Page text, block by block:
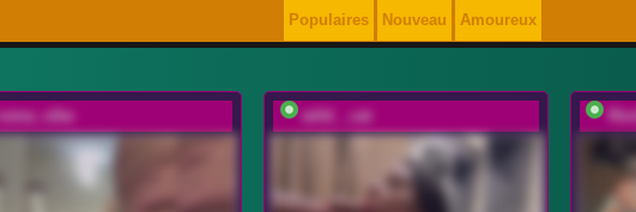
Populaires Nouveau Amoureux
ruma_vibe wild__cat